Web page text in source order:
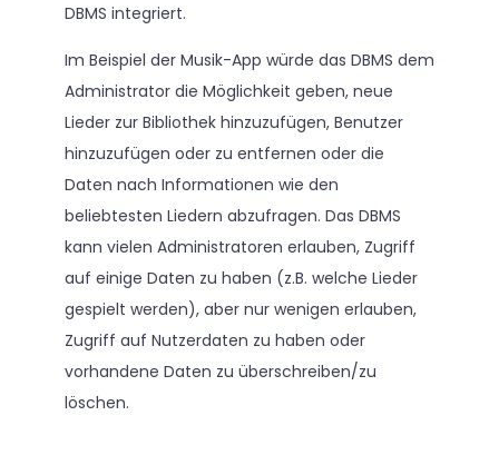
DBMS integriert.
Im Beispiel der Musik-App würde das DBMS dem
Administrator die Möglichkeit geben, neue
Lieder zur Bibliothek hinzuzufügen, Benutzer
hinzuzufügen oder zu entfernen oder die
Daten nach Informationen wie den
beliebtesten Liedern abzufragen. Das DBMS
kann vielen Administratoren erlauben, Zugriff
auf einige Daten zu haben (z.B. welche Lieder
gespielt werden), aber nur wenigen erlauben,
Zugriff auf Nutzerdaten zu haben oder
vorhandene Daten zu überschreiben/zu
löschen.